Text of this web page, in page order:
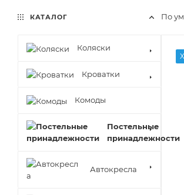
По
КАТАЛОГ
Коляски
Кроватки
Комоды
Постельные
принадлежности
Автокресла